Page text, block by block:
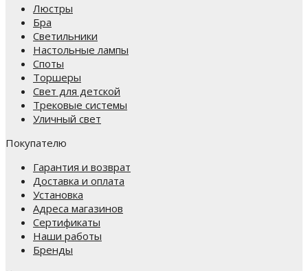
Люстры
Бра
Светильники
Настольные лампы
Споты
Торшеры
Свет для детской
Трековые системы
Уличный свет
Покупателю
Гарантия и возврат
Доставка и оплата
Установка
Адреса магазинов
Сертификаты
Наши работы
Бренды